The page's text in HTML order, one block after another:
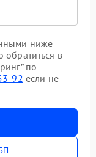
ниже
в
по
92 если не